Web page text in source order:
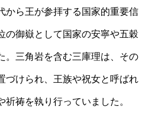
から王が参拝する国家的重要信
の御嶽として国家の安寧や五穀
。三角岩を含む三庫理は、その
づけられ、王族や祝女と呼ばれ
祈祷を執り行っていました。